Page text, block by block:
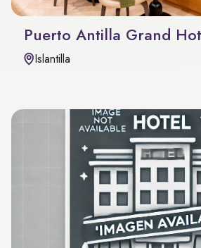
Puerto Antilla Grand
Islantilla